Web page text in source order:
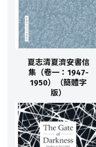
夏志清夏濟安書信
集（卷一：1947-
1950）（簡體字
版）